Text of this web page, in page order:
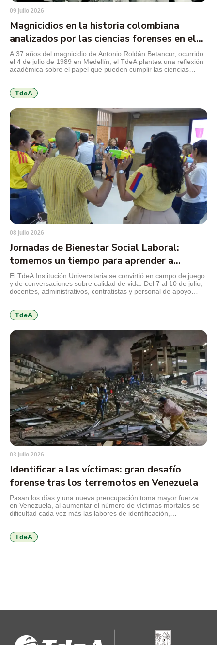
09 julio 2026
Magnicidios en la historia colombiana
analizados por las ciencias forenses en el
TdeA
A 37 años del magnicidio de Antonio Roldán Betancur, ocurrido
el 4 de julio de 1989 en Medellín, el TdeA plantea una reflexión
académica sobre el papel que pueden cumplir las ciencias
la justicia, la […]
TdeA
08 julio 2026
Jornadas de Bienestar Social Laboral:
tomemos un tiempo para aprender a
cuidarnos
El TdeA Institución Universitaria se convirtió en campo de juego
y de conversaciones sobre calidad de vida. Del 7 al 10 de julio,
docentes, administrativos, contratistas y personal de apoyo
entre otros temas que invitan a volver […]
TdeA
03 julio 2026
Identificar a las víctimas: gran desafío
forense tras los terremotos en Venezuela
Pasan los días y una nueva preocupación toma mayor fuerza
en Venezuela, al aumentar el número de víctimas mortales se
dificultad cada vez más las labores de identificación,
norte del país hermano, el 24 de junio de 2026, […]
TdeA